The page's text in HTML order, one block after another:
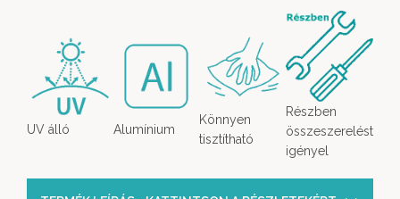
UV álló Alumínium
Könnyen
tisztítható
Részben
összeszerelést
igényel